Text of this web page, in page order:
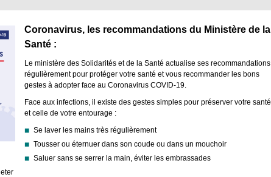
Coronavirus, les recommandations du Ministère de la
Santé :
Le ministère des Solidarités et de la Santé actualise ses recommandations
régulièrement pour protéger votre santé et vous recommander les bons
gestes à adopter face au Coronavirus COVID-19.
Face aux infections, il existe des gestes simples pour préserver votre santé
et celle de votre entourage :
Se laver les mains très régulièrement
Tousser ou éternuer dans son coude ou dans un mouchoir
Saluer sans se serrer la main, éviter les embrassades